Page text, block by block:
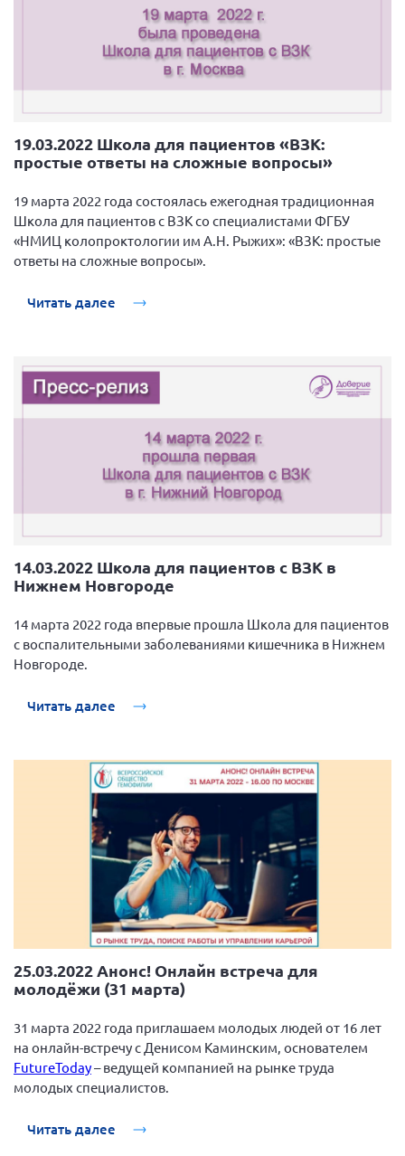
19.03.2022 Школа для пациентов «ВЗК:
простые ответы на сложные вопросы»
19 марта 2022 года состоялась ежегодная традиционная
Школа для пациентов с ВЗК со специалистами ФГБУ
«НМИЦ колопроктологии им А.Н. Рыжих»: «ВЗК: простые
ответы на сложные вопросы».
Читать далее
14.03.2022 Школа для пациентов с ВЗК в
Нижнем Новгороде
14 марта 2022 года впервые прошла Школа для пациентов
с воспалительными заболеваниями кишечника в Нижнем
Новгороде.
Читать далее
25.03.2022 Анонс! Онлайн встреча для
молодёжи (31 марта)
31 марта 2022 года приглашаем молодых людей от 16 лет
на онлайн-встречу с Денисом Каминским, основателем
FutureToday– ведущей компанией на рынке труда
молодых специалистов.
Читать далее